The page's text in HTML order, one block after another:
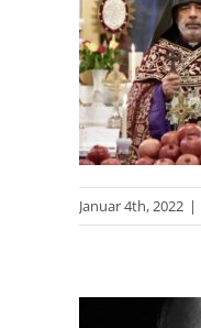
Januar 4th, 2022 |